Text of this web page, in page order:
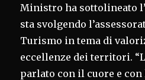
Ministro ha sottolineato
sta svolgendo
Turismo in tema di
eccellenze dei territori.
parlato con il cuore e con